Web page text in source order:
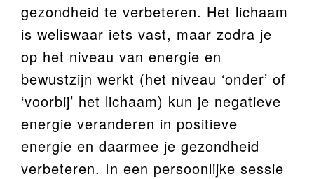
gezondheid te verbeteren. Het lichaam
is weliswaar iets vast, maar zodra je
op het niveau van energie en
bewustzijn werkt (het niveau ‘onder’ of
‘voorbij’ het lichaam) kun je negatieve
energie veranderen in positieve
energie en daarmee je gezondheid
verbeteren. In een persoonlijke sessie